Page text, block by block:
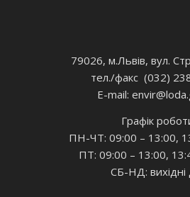
79026, м.Львів, вул.
тел./факс (032)
E-mail: envir
Графік
ПН-ЧТ: 09:00 – 13:00,
ПТ: 09:00 – 13:00,
СБ-НД: вихідні